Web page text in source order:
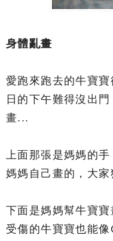
身體亂畫
愛跑來跑去的牛寶
日的下午難得沒出
畫...
上面那張是媽媽的
媽媽自己畫的，大
下面是媽媽幫牛寶
受傷的牛寶寶也能